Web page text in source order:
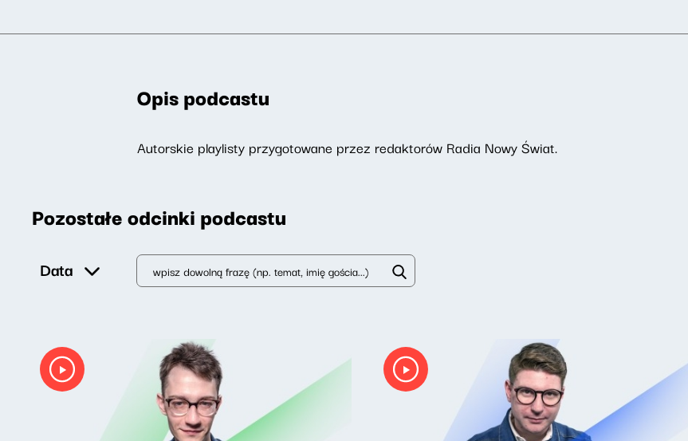
Opis podcastu
Autorskie playlisty przygotowane przez redaktorów Radia Nowy Świat.
Pozostałe odcinki podcastu
Data